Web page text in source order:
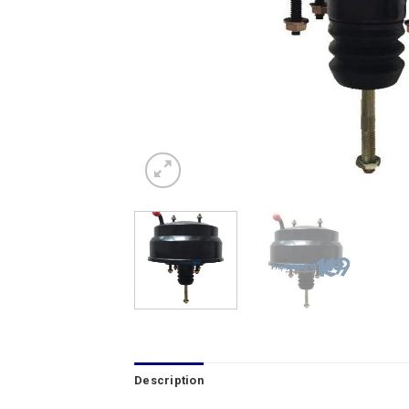
Description